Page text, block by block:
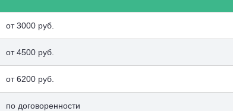
от 3000 руб.
от 4500 руб.
от 6200 руб.
по договоренности